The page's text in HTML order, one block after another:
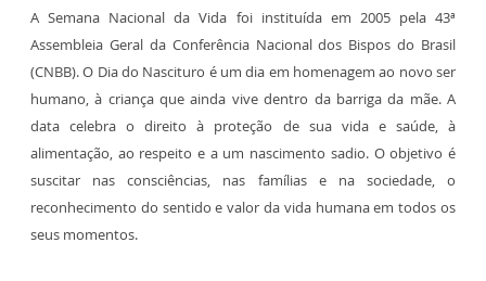
A Semana Nacional da Vida foi instituída em 2005 pela 43ª
Assembleia Geral da Conferência Nacional dos Bispos do Brasil
(CNBB). O Dia do Nascituro é um dia em homenagem ao novo ser
humano, à criança que ainda vive dentro da barriga da mãe. A
data celebra o direito à proteção de sua vida e saúde, à
alimentação, ao respeito e a um nascimento sadio. O objetivo é
suscitar nas consciências, nas famílias e na sociedade, o
reconhecimento do sentido e valor da vida humana em todos os
seus momentos.